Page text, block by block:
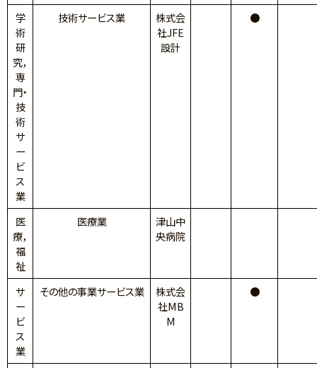
学
術
研
究，
専
門・
技
術
サ
ー
ビ
ス
業
技術サービス業
株式会
社JFE
設計
●
医
療，
福
祉
医療業
津山中
央病院
サ
ー
ビ
ス
業
その他の事業サービス業
株式会
社MB
M
●